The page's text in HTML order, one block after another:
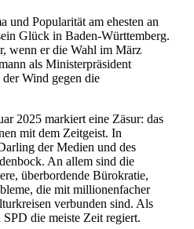
und Popula­rität am ehesten an
Glück in Baden-Württemberg.
wenn er die Wahl im März
als Minis­ter­prä­sident
Wind gegen die
2025 markiert eine Zäsur: das
mit dem Zeitgeist. In
der Medien und des
An allem sind die
überbor­dende Bürokratie,
die mit millio­nen­facher
verbunden sind. Als
die meiste Zeit regiert.